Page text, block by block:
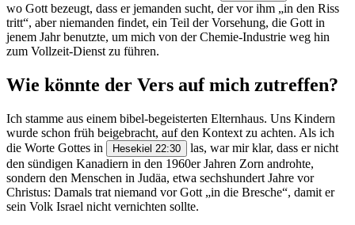
wo Gott bezeugt, dass er jemanden sucht, der vor ihm „in den Riss
tritt“, aber niemanden findet, ein Teil der Vorsehung, die Gott in
jenem Jahr benutzte, um mich von der Chemie-Industrie weg hin
zum Vollzeit-Dienst zu führen.
Wie könnte der Vers auf mich zutreffen?
Ich stamme aus einem bibel-begeisterten Elternhaus. Uns Kindern
wurde schon früh beigebracht, auf den Kontext zu achten. Als ich
die Worte Gottes in
Hesekiel 22:30
las, war mir klar, dass er nicht
den sündigen Kanadiern in den 1960er Jahren Zorn androhte,
sondern den Menschen in Judäa, etwa sechshundert Jahre vor
Christus: Damals trat niemand vor Gott „in die Bresche“, damit er
sein Volk Israel nicht vernichten sollte.